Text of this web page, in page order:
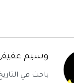
وسيم
باحث في